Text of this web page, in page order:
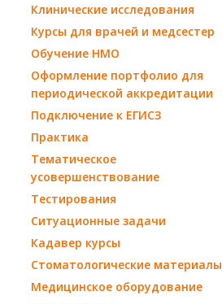
Клинические исследования
Курсы для врачей и медсестер
Обучение НМО
Оформление портфолио для
периодической аккредитации
Подключение к ЕГИСЗ
Практика
Тематическое
усовершенствование
Тестирования
Ситуационные задачи
Кадавер курсы
Стоматологические материалы
Медицинское оборудование